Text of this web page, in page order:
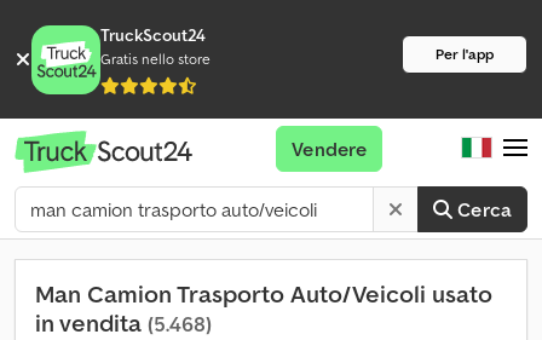
TruckScout24
Gratis nello store Per l'app
Cerca
Vendere
Man Camion Trasporto Auto/Veicoli usato
in vendita (5.468)